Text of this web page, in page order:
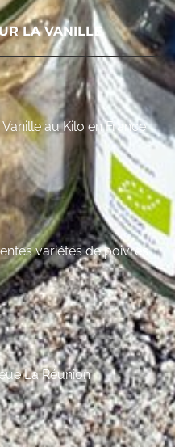
LA VANILLE
au Kilo en France
variétés de poivres
La Réunion